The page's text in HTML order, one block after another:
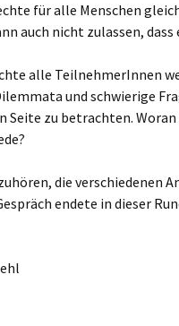
für alle Menschen
auch nicht zulassen,
alle TeilnehmerInnen
und schwierige
Seite zu betrachten.
die verschiedenen
endete in dieser